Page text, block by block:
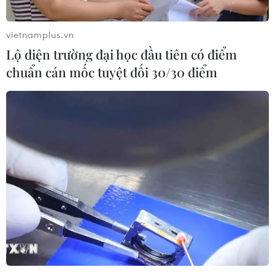
07/08/2026 00:09
Mỹ: Lãi suất thế chấp tăng lên mức
cao nhất kể từ tháng Bảy năm ngoái
Mỹ siết chặt quyền công dân theo nơi
sinh, mở rộng chống “du lịch sinh
con”
06/08/2026 22:59
Bộ Ngoại giao Mỹ mở rộng kiểm tra
mạng xã hội đối với đương đơn xin
vietnamplus.vn
Lộ diện trường đại học đầu tiên có điểm
chuẩn cán mốc tuyệt đối 30/30 điểm